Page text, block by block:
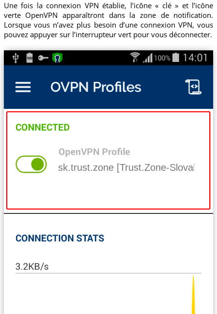
Une fois la connexion VPN établie, l’icône « clé » et l’icône
verte OpenVPN apparaîtront dans la zone de notification.
Lorsque vous n’avez plus besoin d’une connexion VPN, vous
pouvez appuyer sur l’interrupteur vert pour vous déconnecter.
sk.trust.zone [Trust.Zone-Slovakia]